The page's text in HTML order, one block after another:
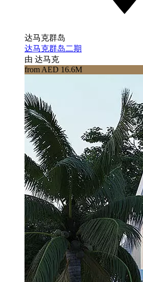
达马克群岛
达马克群岛二期
由 达马克
from AED 16.6M